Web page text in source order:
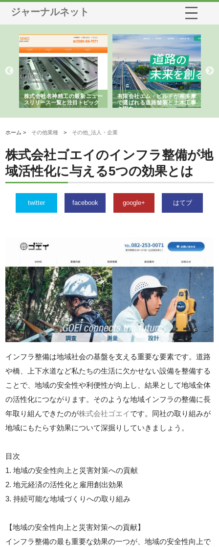
ジャーナルネット
株式会社名神精工の最新ニュー
スリリース一覧と注目トピック
有限会社エム・ビルドが南多摩
で選ばれる道路舗装と土木工事
の実力
ホーム > その他業種 > その他_法人・企業
株式会社ゴエイのインフラ整備が地
域活性化に与える5つの効果とは
twitter facebook google+ はてブ
インフラ整備は地域社会の基盤を支える重要な要素です。道路
や橋、上下水道など私たちの生活に欠かせない設備を整備する
ことで、地域の安全性や利便性が向上し、結果として地域全体
の活性化につながります。そのような地域インフラの整備に長
年取り組んできたのが株式会社ゴエイです。同社の取り組みが
地域にもたらす効果について深掘りしていきましょう。
目次
1. 地域の安全性向上と災害対策への貢献
2. 地元経済の活性化と雇用創出効果
3. 持続可能な地域づくりへの取り組み
【地域の安全性向上と災害対策への貢献】
インフラ整備の最も重要な効果の一つが、地域の安全性向上で